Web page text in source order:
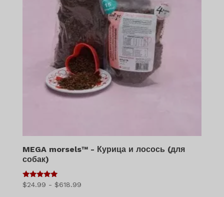
MEGA morsels™ - Курица и лосось (для
собак)
5
из 5
$24.99 - $618.99Диапазон